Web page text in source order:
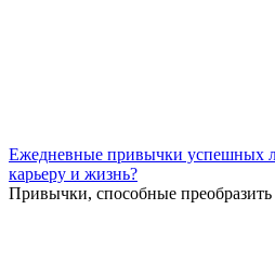
Ежедневные привычки успешных
карьеру и жизнь?
Привычки, способные